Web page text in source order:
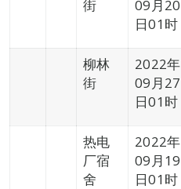
街
09月20
日01时
柳林
街
2022年
09月27
日01时
热电
厂宿
舍
2022年
09月19
日01时